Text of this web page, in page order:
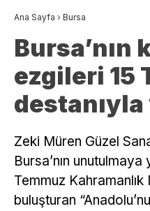
Ana Sayfa › Bursa
Bursa’nın
ezgileri 15
destanıyla
Zeki Müren Güzel
Bursa’nın
Temmuz Kahramanlık
buluşturan